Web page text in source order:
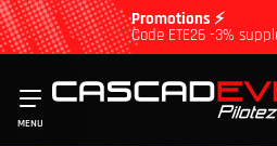
Promotions ⚡
Code ETE26 -3%
MENU